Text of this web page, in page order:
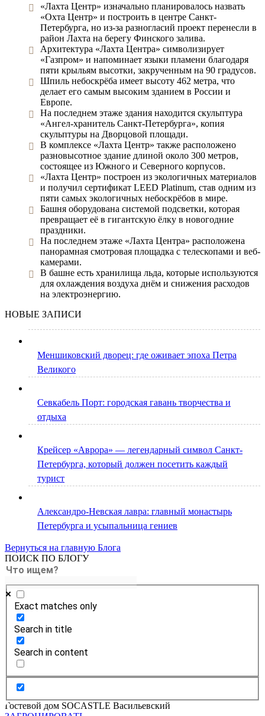
«Лахта Центр» изначально планировалось назвать
«Охта Центр» и построить в центре Санкт-
Петербурга, но из-за разногласий проект перенесли в
район Лахта на берегу Финского залива.
Архитектура «Лахта Центра» символизирует
«Газпром» и напоминает языки пламени благодаря
пяти крыльям высотки, закрученным на 90 градусов.
Шпиль небоскрёба имеет высоту 462 метра, что
делает его самым высоким зданием в России и
Европе.
На последнем этаже здания находится скульптура
«Ангел-хранитель Санкт-Петербурга», копия
скульптуры на Дворцовой площади.
В комплексе «Лахта Центр» также расположено
разновысотное здание длиной около 300 метров,
состоящее из Южного и Северного корпусов.
«Лахта Центр» построен из экологичных материалов
и получил сертификат LEED Platinum, став одним из
пяти самых экологичных небоскрёбов в мире.
Башня оборудована системой подсветки, которая
превращает её в гигантскую ёлку в новогодние
праздники.
На последнем этаже «Лахта Центра» расположена
панорамная смотровая площадка с телескопами и веб-
камерами.
В башне есть хранилища льда, которые используются
для охлаждения воздуха днём и снижения расходов
на электроэнергию.
НОВЫЕ ЗАПИСИ
Меншиковский дворец: где оживает эпоха Петра
Великого
Севкабель Порт: городская гавань творчества и
отдыха
Крейсер «Аврора» — легендарный символ Санкт-
Петербурга, который должен посетить каждый
турист
Александро-Невская лавра: главный монастырь
Петербурга и усыпальница гениев
Вернуться на главную Блога
ПОИСК ПО БЛОГУ
Exact matches only
Search in title
Search in content
Гостевой дом SOCASTLE Васильевский